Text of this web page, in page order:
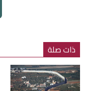
ذات صلة